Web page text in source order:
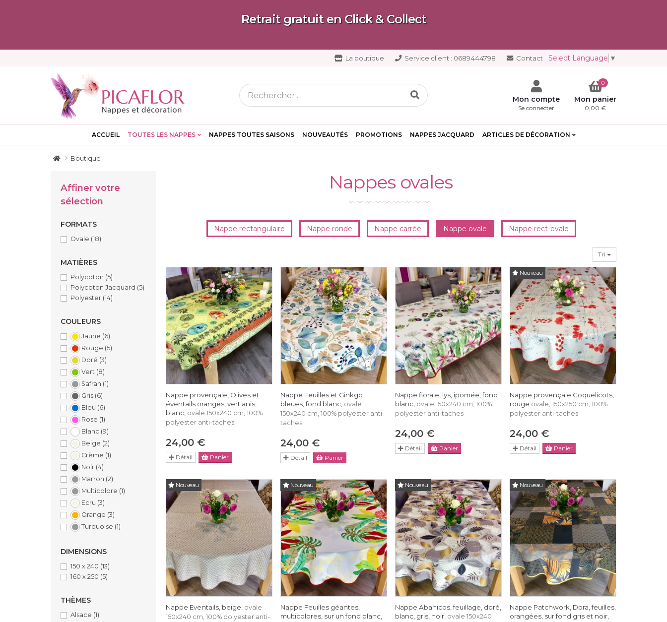
Retrait gratuit en Click & Collect
Select Language ▼
La boutique Service client : 0689444798 Contact
Mon compte
Se connecter
0
Mon panier
0,00 €
ACCUEIL TOUTES LES NAPPES NAPPES TOUTES SAISONS NOUVEAUTÉS PROMOTIONS NAPPES JACQUARD ARTICLES DE DÉCORATION
Boutique
Nappes ovales
Nappe rectangulaire Nappe ronde Nappe carrée Nappe ovale Nappe rect-ovale
Tri
Nappe provençale, Olives et
éventails oranges, vert anis,
blanc, ovale 150x240 cm, 100%
polyester anti-taches
24,00 €
Détail Panier
Nappe Feuilles et Ginkgo
bleues, fond blanc, ovale
150x240 cm, 100% polyester anti-
taches
24,00 €
Détail Panier
Nappe florale, lys, ipomée, fond
blanc, ovale 150x240 cm, 100%
polyester anti-taches
24,00 €
Détail Panier
Nouveau
Nappe provençale Coquelicots,
rouge ovale, 150x250 cm, 100%
polyester anti-taches
24,00 €
Détail Panier
Nouveau
Nappe Eventails, beige, ovale
150x240 cm, 100% polyester anti-
Nouveau
Nappe Feuilles géantes,
multicolores, sur un fond blanc,
Nouveau
Nappe Abanicos, feuillage, doré,
blanc, gris, noir, ovale 150x240
Nouveau
Nappe Patchwork, Dora, feuilles,
orangées, sur fond gris et noir,
Affiner votre
sélection
FORMATS
Ovale (18)
MATIÈRES
Polycoton (5)
Polycoton Jacquard (5)
Polyester (14)
COULEURS
Jaune (6)
Rouge (5)
Doré (3)
Vert (8)
Safran (1)
Gris (6)
Bleu (6)
Rose (1)
Blanc (9)
Beige (2)
Crème (1)
Noir (4)
Marron (2)
Multicolore (1)
Ecru (3)
Orange (3)
Turquoise (1)
DIMENSIONS
150 x 240 (13)
160 x 250 (5)
THÈMES
Alsace (1)